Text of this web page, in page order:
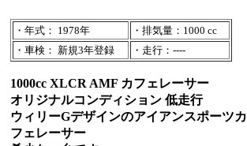
・年式： 1978年
・排気量：1000 cc
・車検： 新規3年登録
・走行：----
1000cc XLCR AMF カフェレーサー
オリジナルコンディション 低走行
ウィリーGデザインのアイアンスポーツカ
フェレーサー